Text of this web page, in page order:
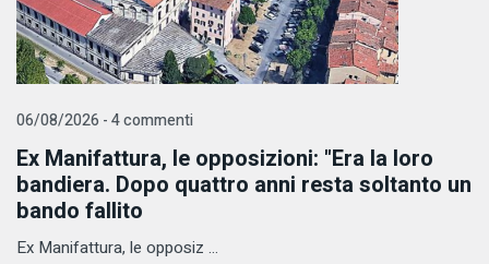
06/08/2026 - 4 commenti
Ex Manifattura, le opposizioni: "Era la loro
bandiera. Dopo quattro anni resta soltanto un
bando fallito
Ex Manifattura, le opposiz ...